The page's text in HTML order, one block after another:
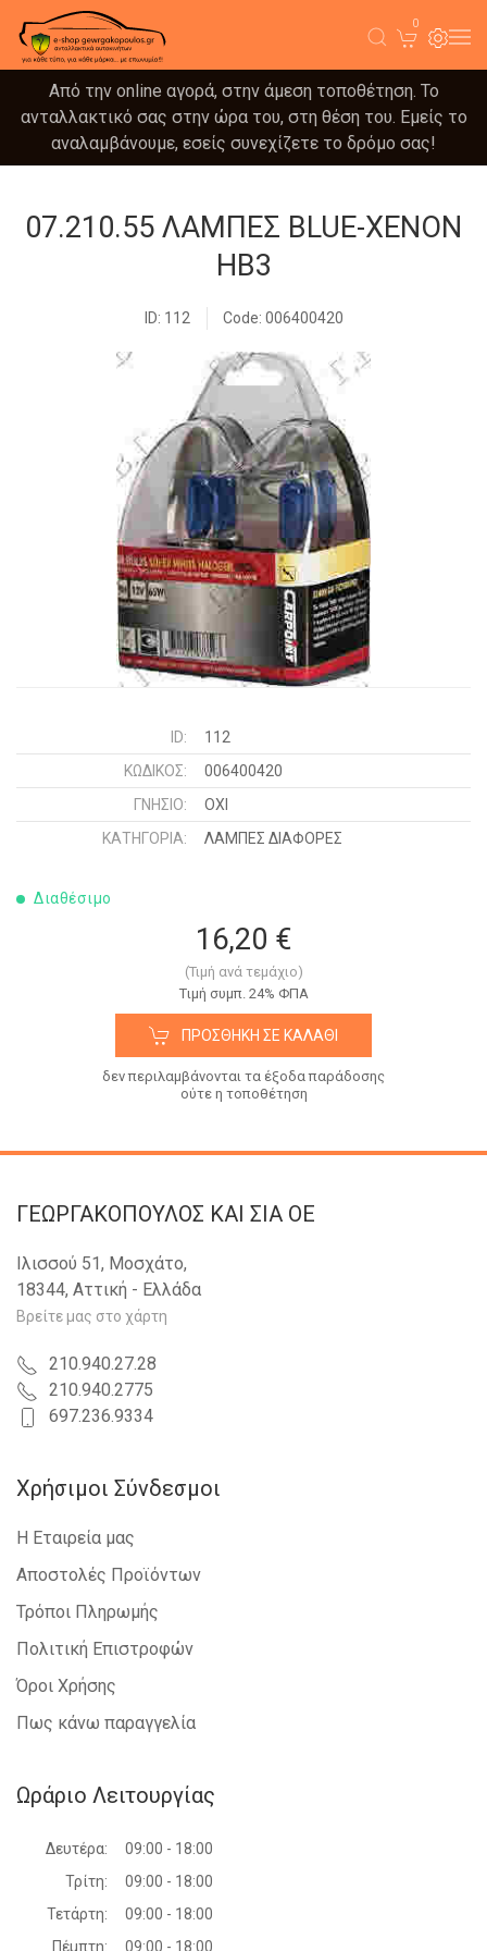
0
Από την online αγορά, στην άμεση τοποθέτηση. Το
ανταλλακτικό σας στην ώρα του, στη θέση του. Εμείς το
αναλαμβάνουμε, εσείς συνεχίζετε το δρόμο σας!
07.210.55 ΛΑΜΠΕΣ BLUE-XENON
HB3
ID: 112 Code: 006400420
ID:
112
ΚΩΔΙΚΌΣ:
006400420
ΓΝΉΣΙΟ:
ΟΧΙ
ΚΑΤΗΓΟΡΊΑ:
ΛΑΜΠΕΣ ΔΙΑΦΟΡΕΣ
Διαθέσιμο
16,20 €
(Τιμή ανά τεμάχιο)
Tιμή συμπ. 24% ΦΠΑ
ΠΡΟΣΘΉΚΗ ΣΕ ΚΑΛΆΘΙ
δεν περιλαμβάνονται τα έξοδα παράδοσης
ούτε η τοποθέτηση
ΓΕΩΡΓΑΚΟΠΟΥΛΟΣ KAI ΣΙΑ OE
Ιλισσού 51, Μοσχάτο,
18344, Αττική - Ελλάδα
Βρείτε μας στο χάρτη
210.940.27.28
210.940.2775
697.236.9334
Χρήσιμοι Σύνδεσμοι
Η Εταιρεία μας
Αποστολές Προϊόντων
Τρόποι Πληρωμής
Πολιτική Επιστροφών
Όροι Χρήσης
Πως κάνω παραγγελία
Ωράριο Λειτουργίας
Δευτέρα:
09:00 - 18:00
Τρίτη:
09:00 - 18:00
Τετάρτη:
09:00 - 18:00
Πέμπτη:
09:00 - 18:00